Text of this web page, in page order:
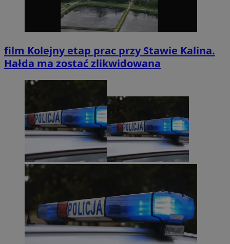
film Kolejny etap prac przy Stawie Kalina.
Hałda ma zostać zlikwidowana